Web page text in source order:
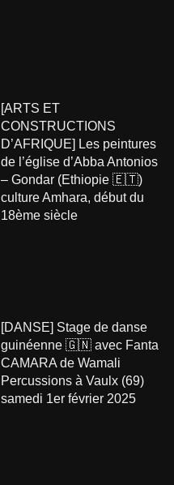
[ARTS ET
CONSTRUCTIONS
D’AFRIQUE] Les peintures
de l’église d’Abba Antonios
– Gondar (Ethiopie 🇪🇹)
culture Amhara, début du
18ème siècle
[DANSE] Stage de danse
guinéenne 🇬🇳 avec Fanta
CAMARA de Wamali
Percussions à Vaulx (69)
samedi 1er février 2025